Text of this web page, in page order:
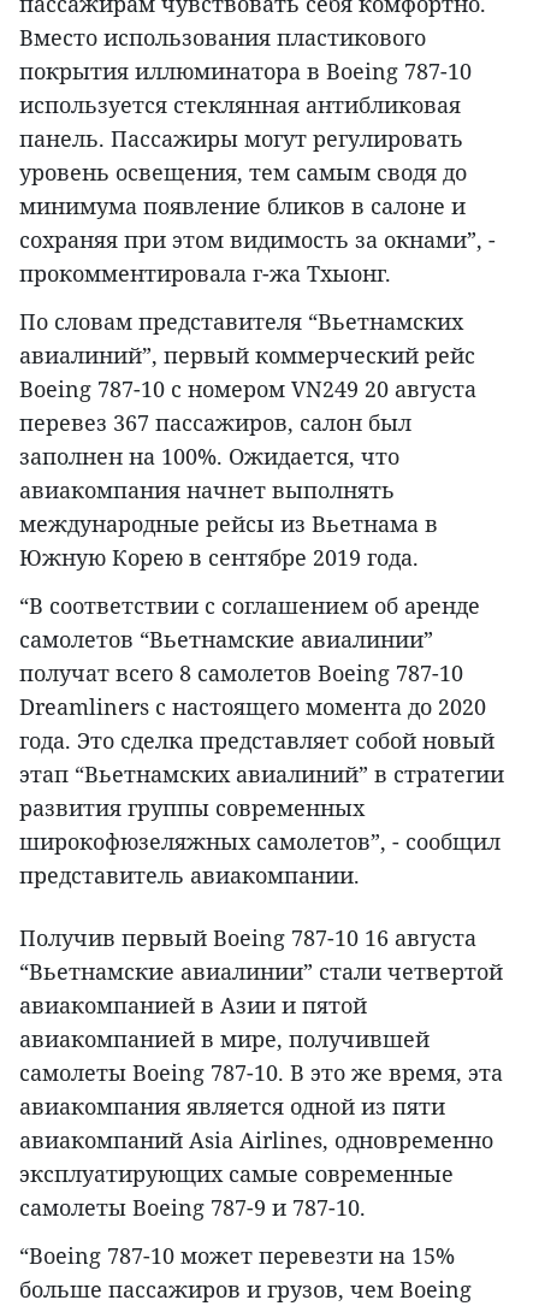
Вместо использования пластикового
покрытия иллюминатора в Boeing 787-10
используется стеклянная антибликовая
панель. Пассажиры могут регулировать
уровень освещения, тем самым сводя до
минимума появление бликов в салоне и
сохраняя при этом видимость за окнами”, -
прокомментировала г-жа Тхыонг.
По словам представителя “Вьетнамских
авиалиний”, первый коммерческий рейс
Boeing 787-10 с номером VN249 20 августа
перевез 367 пассажиров, салон был
заполнен на 100%. Ожидается, что
авиакомпания начнет выполнять
международные рейсы из Вьетнама в
Южную Корею в сентябре 2019 года.
“В соответствии с соглашением об аренде
самолетов “Вьетнамские авиалинии”
получат всего 8 самолетов Boeing 787-10
Dreamliners c настоящего момента до 2020
года. Это сделка представляет собой новый
этап “Вьетнамских авиалиний” в стратегии
развития группы современных
широкофюзеляжных самолетов”, - сообщил
представитель авиакомпании.
Получив первый Boeing 787-10 16 августа
“Вьетнамские авиалинии” стали четвертой
авиакомпанией в Азии и пятой
авиакомпанией в мире, получившей
самолеты Boeing 787-10. В это же время, эта
авиакомпания является одной из пяти
авиакомпаний Asia Airlines, одновременно
эксплуатирующих самые современные
самолеты Boeing 787-9 и 787-10.
“Boeing 787-10 может перевезти на 15%
больше пассажиров и грузов, чем Boeing